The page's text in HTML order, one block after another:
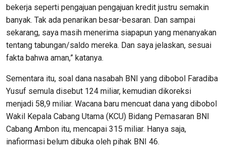
bekerja seperti pengajuan pengajuan kredit justru semakin
banyak. Tak ada penarikan besar-besaran. Dan sampai
sekarang, saya masih menerima siapapun yang menanyakan
tentang tabungan/saldo mereka. Dan saya jelaskan, sesuai
fakta bahwa aman,” katanya.
Sementara itu, soal dana nasabah BNI yang dibobol Faradiba
Yusuf semula disebut 124 miliar, kemudian dikoreksi
menjadi 58,9 miliar. Wacana baru mencuat dana yang dibobol
Wakil Kepala Cabang Utama (KCU) Bidang Pemasaran BNI
Cabang Ambon itu, mencapai 315 miliar. Hanya saja,
inafiormasi belum dibuka oleh pihak BNI 46.